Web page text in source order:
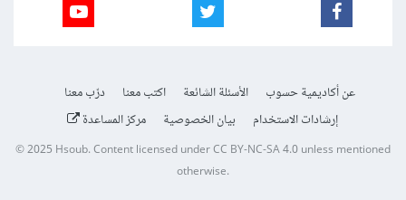
عن أكاديمية حسوب الأسئلة الشائعة اكتب معنا
درّب معنا
إرشادات الاستخدام
بيان الخصوصية مركز المساعدة
© 2025Hsoub.Content licensed underCC BY-NC-SA 4.0unless mentioned
otherwise.